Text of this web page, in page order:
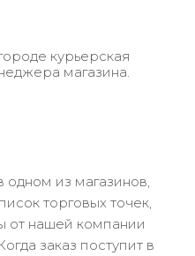
курьерская
магазина.
одном из магазинов,
торговых точек,
от нашей компании
заказ поступит в